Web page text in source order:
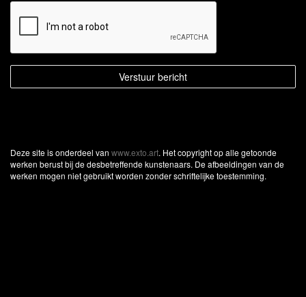
Deze site is onderdeel van www.exto.art. Het copyright op alle getoonde
werken berust bij de desbetreffende kunstenaars. De afbeeldingen van de
werken mogen niet gebruikt worden zonder schriftelijke toestemming.